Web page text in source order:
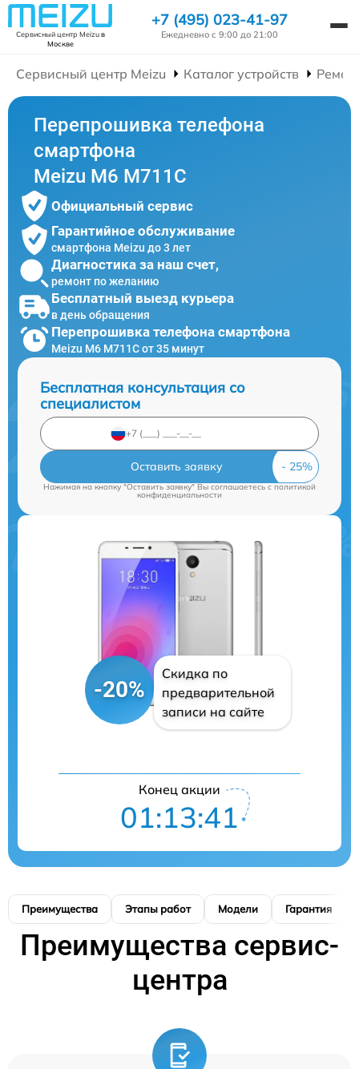
Сервисный центр Meizuв
Москве
+7 (495) 023-41-97
Ежедневно с 9:00 до 21:00
Сервисный центр Meizu Каталог устройств
Перепрошивка телефона
смартфона
Meizu M6 M711C
Официальный сервис
Гарантийное обслуживание
смартфона Meizu до 3 лет
Диагностика за наш счет,
ремонт по желанию
Бесплатный выезд курьера
в день обращения
Перепрошивка телефона смартфона
Meizu M6 M711C от 35 минут
Бесплатная консультация со
специалистом
Оставить заявку
Нажимая на кнопку "Оставить заявку" Вы соглашаетесь cполитикой
конфиденциальности
-20%
Скидка по
предварительной
записи на сайте
Конец акции
01:13:41
Преимущества Этапы работ Модели Гарантия
Преимущества сервис-
центра